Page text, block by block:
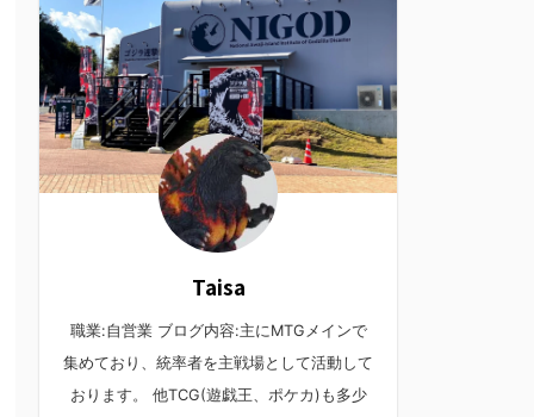
Taisa
職業:自営業 ブログ内容:主にMTGメインで
集めており、統率者を主戦場として活動して
おります。 他TCG(遊戯王、ポケカ)も多少